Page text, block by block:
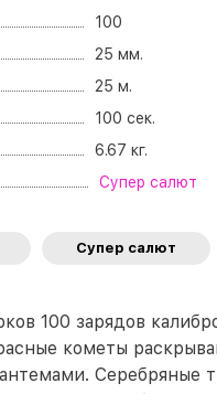
100
25 мм.
25 м.
100 сек.
6.67 кг.
Супер салют
Супер салют
100 зарядов
кометы
Серебряные